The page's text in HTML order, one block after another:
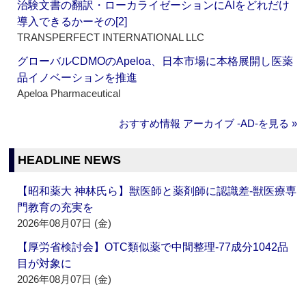
治験文書の翻訳・ローカライゼーションにAIをどれだけ
導入できるかーその[2]
TRANSPERFECT INTERNATIONAL LLC
グローバルCDMOのApeloa、日本市場に本格展開し医薬
品イノベーションを推進
Apeloa Pharmaceutical
おすすめ情報 アーカイブ ‐AD‐を見る »
HEADLINE NEWS
【昭和薬大 神林氏ら】獣医師と薬剤師に認識差‐獣医療専
門教育の充実を
2026年08月07日 (金)
【厚労省検討会】OTC類似薬で中間整理‐77成分1042品
目が対象に
2026年08月07日 (金)